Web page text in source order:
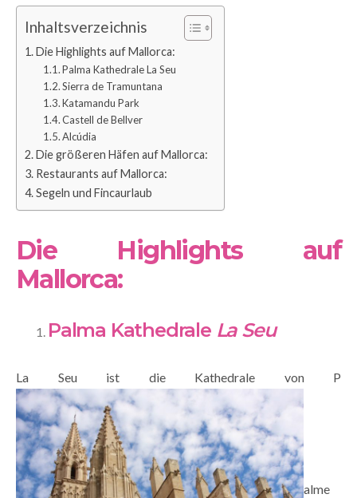
Inhaltsverzeichnis
Die Highlights auf Mallorca:
Palma Kathedrale La Seu
Sierra de Tramuntana
Katamandu Park
Castell de Bellver
Alcúdia
Die größeren Häfen auf Mallorca:
Restaurants auf Mallorca:
Segeln und Fincaurlaub
Die Highlights auf
Mallorca:
Palma Kathedrale La Seu
La Seu ist die Kathedrale von P
alme